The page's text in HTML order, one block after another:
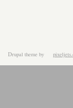
Drupal theme by